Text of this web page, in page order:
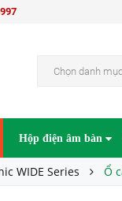
Chọn danh mục
Hộp điện âm bàn
WIDE Series Ổ